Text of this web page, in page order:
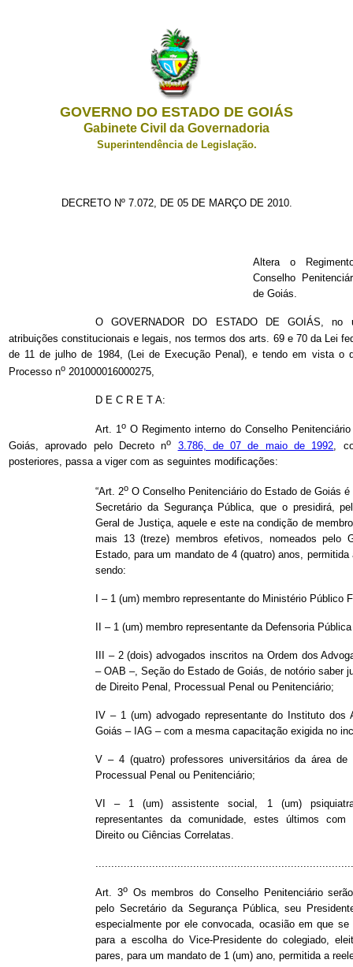
GOVERNO DO ESTADO DE GOIÁS
Gabinete Civil da Governadoria
Superintendência de Legislação.
DECRETO Nº 7.072, DE 05 DE MARÇO DE 2010.
Altera o
Conselho
de Goiás.
O GOVERNADOR DO ESTADO DE GOIÁS, no
atribuições constitucionais e legais, nos termos dos arts. 69 e 70 da Lei
de 11 de julho de 1984, (Lei de Execução Penal), e tendo em vista o
Processo no 201000016000275,
D E C R E T A:
Art. 1o O Regimento interno do Conselho
Goiás, aprovado pelo Decreto no 3.786, de 07 de maio de 1992,
posteriores, passa a viger com as seguintes modificações:
“Art. 2o O Conselho Penitenciário do Estado de Goiás é
Secretário da Segurança Pública, que o presidirá,
Geral de Justiça, aquele e este na condição de
mais 13 (treze) membros efetivos, nomeados pelo
Estado, para um mandato de 4 (quatro) anos, permitida
sendo:
I – 1 (um) membro representante do Ministério Público
II – 1 (um) membro representante da Defensoria
III – 2 (dois) advogados inscritos na Ordem dos
– OAB –, Seção do Estado de Goiás, de notório saber
de Direito Penal, Processual Penal ou Penitenciário;
IV – 1 (um) advogado representante do Instituto dos
Goiás – IAG – com a mesma capacitação exigida no
V – 4 (quatro) professores universitários da área de
Processual Penal ou Penitenciário;
VI – 1 (um) assistente social, 1 (um)
representantes da comunidade, estes últimos com
Direito ou Ciências Correlatas.
Art. 3oOs membros do Conselho Penitenciário
pelo Secretário da Segurança Pública, seu
especialmente por ele convocada, ocasião em que
para a escolha do Vice-Presidente do colegiado,
pares, para um mandato de 1 (um) ano, permitida a